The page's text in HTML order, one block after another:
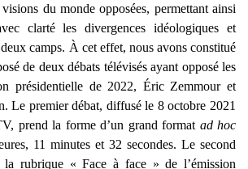
du monde opposées, permettant ainsi
clarté les divergences idéologiques et
camps. À cet effet, nous avons constitué
de deux débats télévisés ayant opposé les
présidentielle de 2022, Éric Zemmour et
Le premier débat, diffusé le 8 octobre 2021
prend la forme d’un grand format ad hoc
11 minutes et 32 secondes. Le second
la rubrique « Face à face » de l’émission